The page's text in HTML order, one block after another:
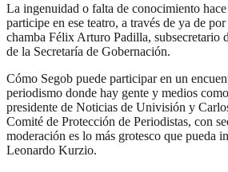
La ingenuidad o falta de conocimiento
participe en ese teatro, a través de ya de
chamba Félix Arturo Padilla, subsecretario
de la Secretaría de Gobernación.
Cómo Segob puede participar en un
periodismo donde hay gente y medios
presidente de Noticias de Univisión y
Comité de Protección de Periodistas, con
moderación es lo más grotesco que pueda
Leonardo Kurzio.